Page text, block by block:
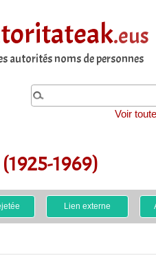
.eus
autorités noms de personnes
Voir
1969)
Lien externe